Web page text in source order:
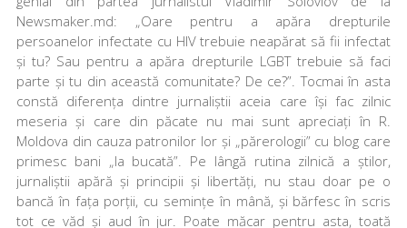
Newsmaker.md: „Oare pentru a apăra drepturile
persoanelor infectate cu HIV trebuie neapărat să fii infectat
și tu? Sau pentru a apăra drepturile LGBT trebuie să faci
parte și tu din această comunitate? De ce?”. Tocmai în asta
constă diferența dintre jurnaliștii aceia care își fac zilnic
meseria și care din păcate nu mai sunt apreciați în R.
Moldova din cauza patronilor lor și „părerologii” cu blog care
primesc bani „la bucată”. Pe lângă rutina zilnică a știlor,
jurnaliștii apără și principii și libertăți, nu stau doar pe o
bancă în fața porții, cu semințe în mână, și bărfesc în scris
tot ce văd și aud în jur. Poate măcar pentru asta, toată